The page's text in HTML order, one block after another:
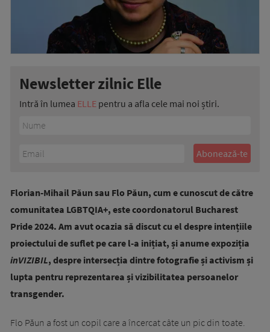
Newsletter zilnic Elle
Intră în lumea ELLE pentru a afla cele mai noi știri.
Florian-Mihail Păun sau Flo Păun, cum e cunoscut de către
comunitatea LGBTQIA+, este coordonatorul Bucharest
Pride 2024. Am avut ocazia să discut cu el despre intențiile
proiectului de suflet pe care l-a inițiat, și anume expoziția
inVIZIBIL, despre intersecția dintre fotografie și activism și
lupta pentru reprezentarea și vizibilitatea persoanelor
transgender.
Flo Păun a fost un copil care a încercat câte un pic din toate.